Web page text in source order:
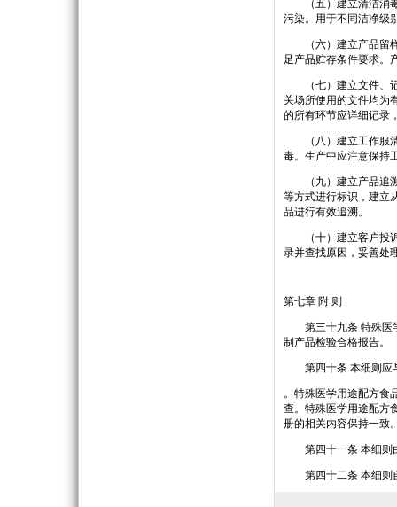
（五）建立清洁消毒
污染。用于不同洁净级
（六）建立产品留样
足产品贮存条件要求。
（七）建立文件、记
关场所使用的文件均为
的所有环节应详细记录
（八）建立工作服清
毒。生产中应注意保持
（九）建立产品追溯
等方式进行标识，建立
品进行有效追溯。
（十）建立客户投诉
录并查找原因，妥善处
第七章 附 则
第三十九条 特殊医学
制产品检验合格报告。
第四十条 本细则应
。特殊医学用途配方食
查。特殊医学用途配方
册的相关内容保持一致
第四十一条 本细则
第四十二条 本细则